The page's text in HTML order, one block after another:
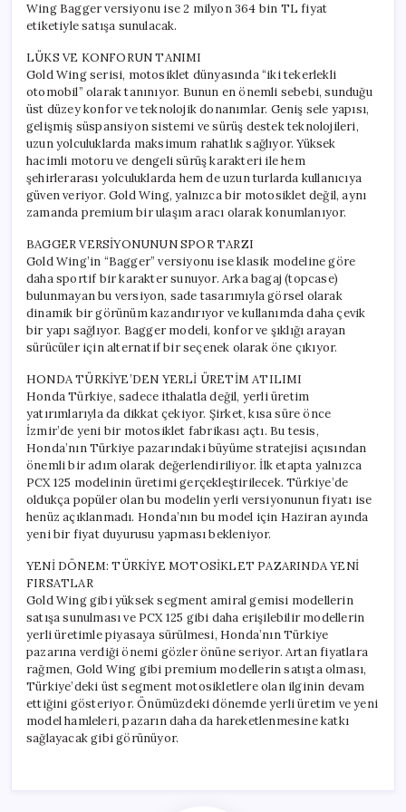
Wing Bagger versiyonu ise 2 milyon 364 bin TL fiyat
etiketiyle satışa sunulacak.
LÜKS VE KONFORUN TANIMI
Gold Wing serisi, motosiklet dünyasında “iki tekerlekli
otomobil” olarak tanınıyor. Bunun en önemli sebebi, sunduğu
üst düzey konfor ve teknolojik donanımlar. Geniş sele yapısı,
gelişmiş süspansiyon sistemi ve sürüş destek teknolojileri,
uzun yolculuklarda maksimum rahatlık sağlıyor. Yüksek
hacimli motoru ve dengeli sürüş karakteri ile hem
şehirlerarası yolculuklarda hem de uzun turlarda kullanıcıya
güven veriyor. Gold Wing, yalnızca bir motosiklet değil, aynı
zamanda premium bir ulaşım aracı olarak konumlanıyor.
BAGGER VERSİYONUNUN SPOR TARZI
Gold Wing’in “Bagger” versiyonu ise klasik modeline göre
daha sportif bir karakter sunuyor. Arka bagaj (topcase)
bulunmayan bu versiyon, sade tasarımıyla görsel olarak
dinamik bir görünüm kazandırıyor ve kullanımda daha çevik
bir yapı sağlıyor. Bagger modeli, konfor ve şıklığı arayan
sürücüler için alternatif bir seçenek olarak öne çıkıyor.
HONDA TÜRKİYE’DEN YERLİ ÜRETİM ATILIMI
Honda Türkiye, sadece ithalatla değil, yerli üretim
yatırımlarıyla da dikkat çekiyor. Şirket, kısa süre önce
İzmir’de yeni bir motosiklet fabrikası açtı. Bu tesis,
Honda’nın Türkiye pazarındaki büyüme stratejisi açısından
önemli bir adım olarak değerlendiriliyor. İlk etapta yalnızca
PCX 125 modelinin üretimi gerçekleştirilecek. Türkiye’de
oldukça popüler olan bu modelin yerli versiyonunun fiyatı ise
henüz açıklanmadı. Honda’nın bu model için Haziran ayında
yeni bir fiyat duyurusu yapması bekleniyor.
YENİ DÖNEM: TÜRKİYE MOTOSİKLET PAZARINDA YENİ
FIRSATLAR
Gold Wing gibi yüksek segment amiral gemisi modellerin
satışa sunulması ve PCX 125 gibi daha erişilebilir modellerin
yerli üretimle piyasaya sürülmesi, Honda’nın Türkiye
pazarına verdiği önemi gözler önüne seriyor. Artan fiyatlara
rağmen, Gold Wing gibi premium modellerin satışta olması,
Türkiye’deki üst segment motosikletlere olan ilginin devam
ettiğini gösteriyor. Önümüzdeki dönemde yerli üretim ve yeni
model hamleleri, pazarın daha da hareketlenmesine katkı
sağlayacak gibi görünüyor.